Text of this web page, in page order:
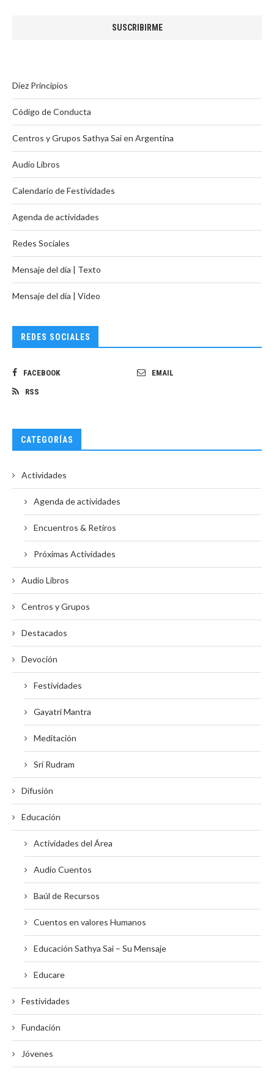
Diez Principios
Código de Conducta
Centros y Grupos Sathya Sai en Argentina
Audio Libros
Calendario de Festividades
Agenda de actividades
Redes Sociales
Mensaje del día | Texto
Mensaje del día | Video
REDES SOCIALES
FACEBOOK EMAIL
RSS
CATEGORÍAS
Actividades
Agenda de actividades
Encuentros & Retiros
Próximas Actividades
Audio Libros
Centros y Grupos
Destacados
Devoción
Festividades
Gayatri Mantra
Meditación
Sri Rudram
Difusión
Educación
Actividades del Área
Audio Cuentos
Baúl de Recursos
Cuentos en valores Humanos
Educación Sathya Sai – Su Mensaje
Educare
Festividades
Fundación
Jóvenes